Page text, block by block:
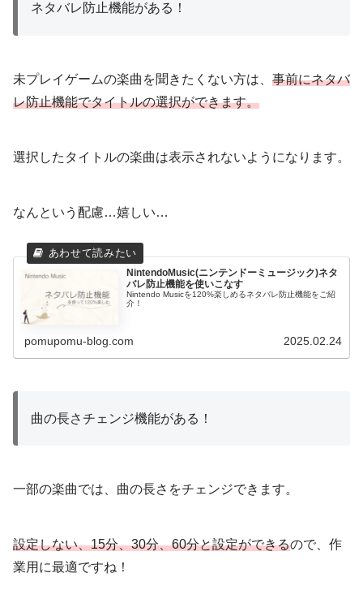
ネタバレ防止機能がある！
未プレイゲームの楽曲を聞きたくない方は、 事前にネタバ
レ防止機能でタイトルの選択ができます。
選択したタイトルの楽曲は表示されないようになります。
なんという配慮…嬉しい…
NintendoMusic(ニンテンドーミュージック)ネタ
バレ防止機能を使いこなす
Nintendo Musicを120%楽しめるネタバレ防止機能をご紹
介！
pomupomu-blog.com 2025.02.24
曲の長さチェンジ機能がある！
一部の楽曲では、曲の長さをチェンジできます。
設定しない、15分、30分、60分と設定ができるので、作
業用に最適ですね！